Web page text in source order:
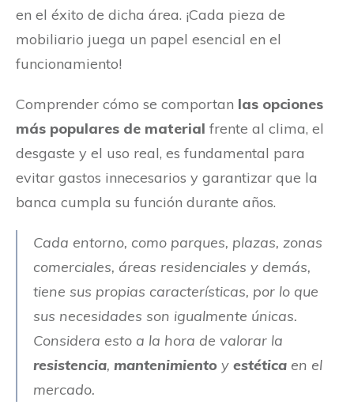
en el éxito de dicha área. ¡Cada pieza de
mobiliario juega un papel esencial en el
funcionamiento!
Comprender cómo se comportan las opciones
más populares de material frente al clima, el
desgaste y el uso real, es fundamental para
evitar gastos innecesarios y garantizar que la
banca cumpla su función durante años.
Cada entorno, como parques, plazas, zonas
comerciales, áreas residenciales y demás,
tiene sus propias características, por lo que
sus necesidades son igualmente únicas.
Considera esto a la hora de valorar la
resistencia, mantenimiento y estética en el
mercado.